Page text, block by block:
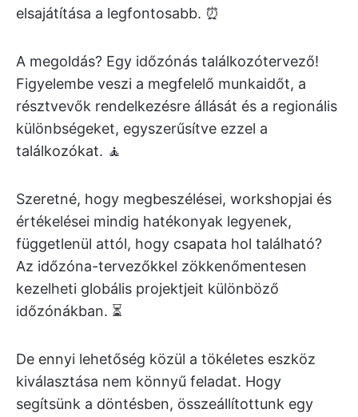
elsajátítása a legfontosabb. ⏰
A megoldás? Egy időzónás találkozótervező!
Figyelembe veszi a megfelelő munkaidőt, a
résztvevők rendelkezésre állását és a regionális
különbségeket, egyszerűsítve ezzel a
találkozókat. 🧘
Szeretné, hogy megbeszélései, workshopjai és
értékelései mindig hatékonyak legyenek,
függetlenül attól, hogy csapata hol található?
Az időzóna-tervezőkkel zökkenőmentesen
kezelheti globális projektjeit különböző
időzónákban. ⏳
De ennyi lehetőség közül a tökéletes eszköz
kiválasztása nem könnyű feladat. Hogy
segítsünk a döntésben, összeállítottunk egy